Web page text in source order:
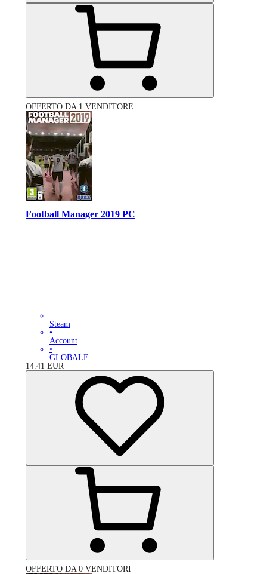
OFFERTO DA 1 VENDITORE
Football Manager 2019 PC
Steam
•
Account
•
GLOBALE
14.41 EUR
OFFERTO DA 0 VENDITORI